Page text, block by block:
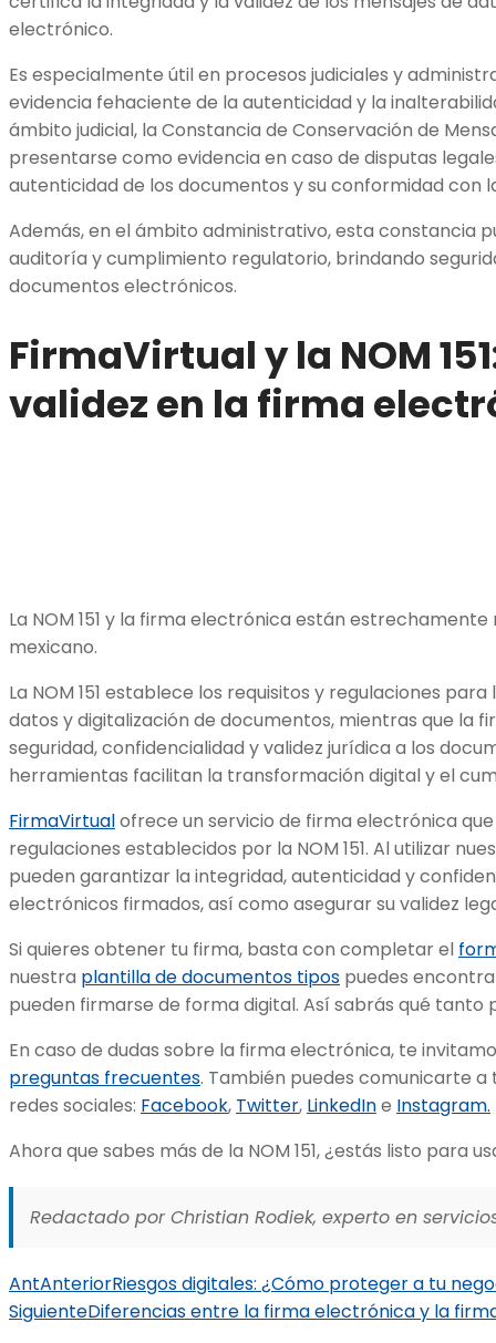
electrónico.
Es especialmente útil en procesos judiciales y
evidencia fehaciente de la autenticidad y la
ámbito judicial, la Constancia de Conservación de
presentarse como evidencia en caso de disputas
autenticidad de los documentos y su conformidad con
Además, en el ámbito administrativo, esta constancia
auditoría y cumplimiento regulatorio, brindando
documentos electrónicos.
FirmaVirtual y la NOM
validez en la firma
La NOM 151 y la firma electrónica están
mexicano.
La NOM 151 establece los requisitos y regulaciones
datos y digitalización de documentos, mientras que la
seguridad, confidencialidad y validez jurídica a los
herramientas facilitan la transformación digital y el
FirmaVirtualofrece un servicio de firma electrónica
regulaciones establecidos por la NOM 151. Al utilizar
pueden garantizar la integridad, autenticidad y
electrónicos firmados, así como asegurar su validez
Si quieres obtener tu firma, basta con completar el
nuestra plantilla de documentos tipos puedes
pueden firmarse de forma digital. Así sabrás qué tanto
En caso de dudas sobre la firma electrónica, te
preguntas frecuentes. También puedes comunicarte
redes sociales: Facebook, Twitter, LinkedIne Instagram.
Ahora que sabes más de la NOM 151, ¿estás listo para
Redactado por Christian Rodiek, experto en
AntAnteriorRiesgos digitales: ¿Cómo proteger a tu
SiguienteDiferencias entre la firma electrónica y la